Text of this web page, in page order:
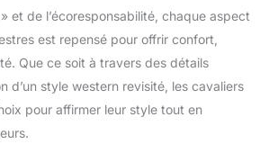
et de l’écoresponsabilité, chaque aspect
est repensé pour offrir confort,
Que ce soit à travers des détails
d’un style western revisité, les cavaliers
pour affirmer leur style tout en